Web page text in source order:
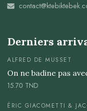
Derniers
ALFRED DE MUSSET
On ne badine pas
15.70 TND
ÉRIC GIACOMETTI &